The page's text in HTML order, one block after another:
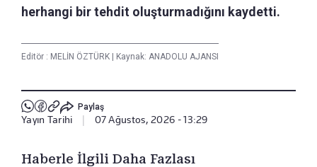
herhangi bir tehdit oluşturmadığını kaydetti.
Editör : MELİN ÖZTÜRK | Kaynak: ANADOLU AJANSI
Paylaş
Yayın Tarihi | 07 Ağustos, 2026 - 13:29
Haberle İlgili Daha Fazlası